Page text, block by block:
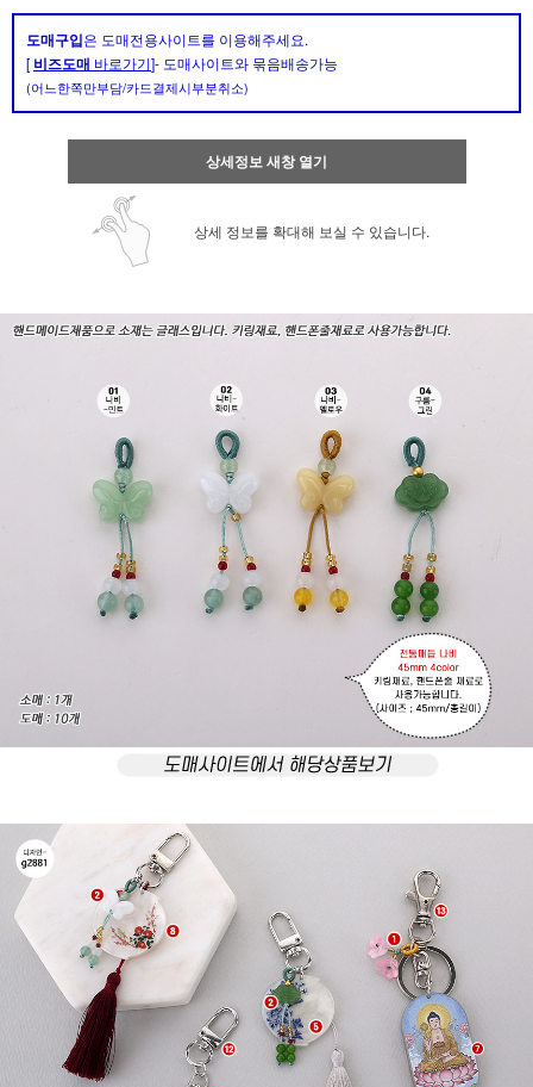
도매구입은 도매전용사이트를 이용해주세요.
[ 비즈도매 바로가기]- 도매사이트와 묶음배송가능
(어느한쪽만부담/카드결제시부분취소)
상세정보 새창 열기
상세 정보를 확대해 보실 수 있습니다.